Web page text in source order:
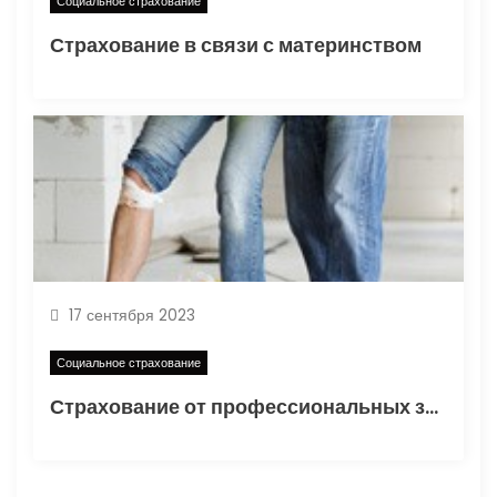
Страхование в связи с материнством
17 сентября 2023
Социальное страхование
Страхование от профессиональных заболеваний